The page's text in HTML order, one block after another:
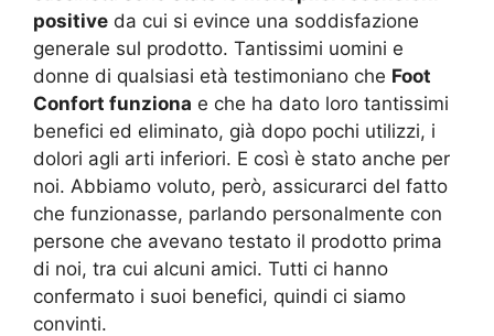
positive da cui si evince una soddisfazione
generale sul prodotto. Tantissimi uomini e
donne di qualsiasi età testimoniano che Foot
Confort funziona e che ha dato loro tantissimi
benefici ed eliminato, già dopo pochi utilizzi, i
dolori agli arti inferiori. E così è stato anche per
noi. Abbiamo voluto, però, assicurarci del fatto
che funzionasse, parlando personalmente con
persone che avevano testato il prodotto prima
di noi, tra cui alcuni amici. Tutti ci hanno
confermato i suoi benefici, quindi ci siamo
convinti.